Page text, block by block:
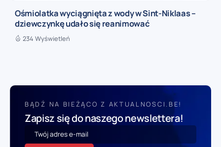
Ośmiolatka wyciągnięta z wody w Sint-Niklaas –
dziewczynkę udało się reanimować
234 Wyświetleń
BĄDŹ NA BIEŻĄCO Z AKTUALNOSCI.BE!
Zapisz się do naszego newslettera!